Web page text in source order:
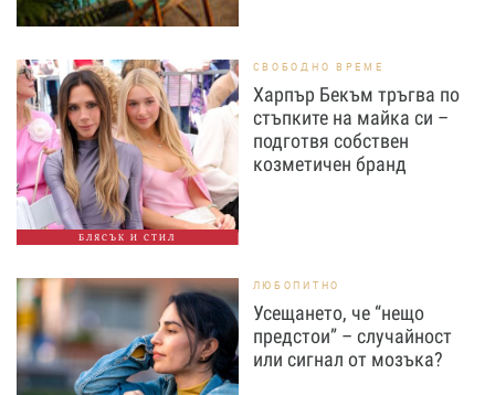
БЛЯСЪК И СТИЛ
СВОБОДНО ВРЕМЕ
Харпър Бекъм тръгва по
стъпките на майка си –
подготвя собствен
козметичен бранд
ЛЮБОПИТНО
Усещането, че “нещо
предстои” – случайност
или сигнал от мозъка?